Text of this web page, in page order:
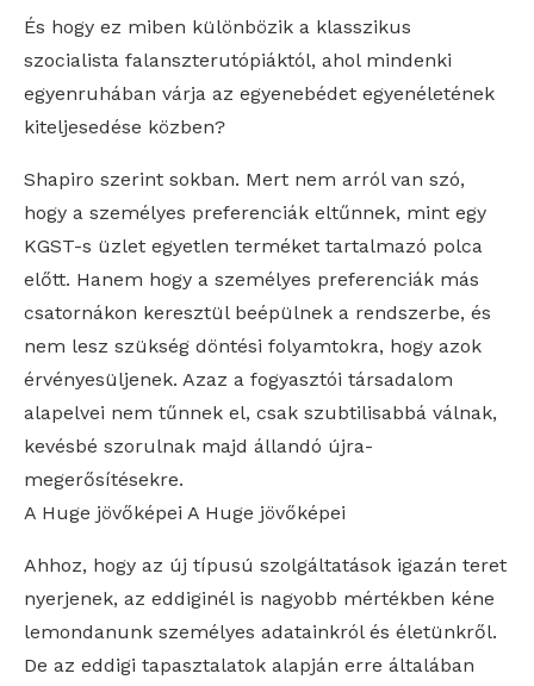
És hogy ez miben különbözik a klasszikus
szocialista falanszterutópiáktól, ahol mindenki
egyenruhában várja az egyenebédet egyenéletének
kiteljesedése közben?
Shapiro szerint sokban. Mert nem arról van szó,
hogy a személyes preferenciák eltűnnek, mint egy
KGST-s üzlet egyetlen terméket tartalmazó polca
előtt. Hanem hogy a személyes preferenciák más
csatornákon keresztül beépülnek a rendszerbe, és
nem lesz szükség döntési folyamtokra, hogy azok
érvényesüljenek. Azaz a fogyasztói társadalom
alapelvei nem tűnnek el, csak szubtilisabbá válnak,
kevésbé szorulnak majd állandó újra-
megerősítésekre.
A Huge jövőképei A Huge jövőképei
Ahhoz, hogy az új típusú szolgáltatások igazán teret
nyerjenek, az eddiginél is nagyobb mértékben kéne
lemondanunk személyes adatainkról és életünkről.
De az eddigi tapasztalatok alapján erre általában